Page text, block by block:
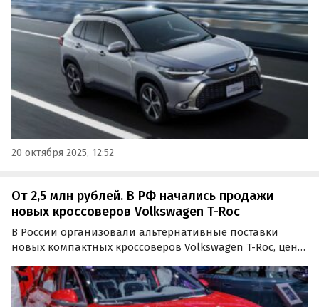
от 2 100 000 рублей, пишут «Автоновости дня».
20 октября 2025, 12:52
От 2,5 млн рублей. В РФ начались продажи
новых кроссоверов Volkswagen T-Roc
В России организовали альтернативные поставки
новых компактных кроссоверов Volkswagen T-Roc, цены
стартуют от 2 490 000 рублей, пишут «Автоновости дня».